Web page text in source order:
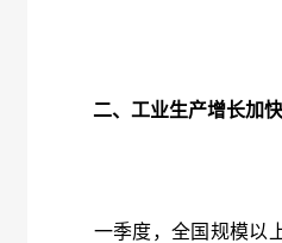
二、工业生产增长加快
一季度，全国规模以